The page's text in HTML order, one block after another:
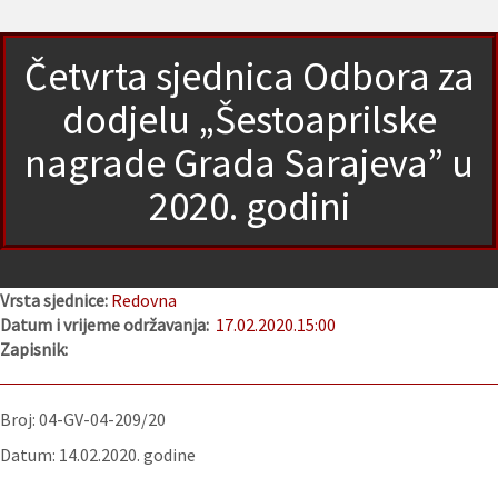
Četvrta sjednica Odbora za
dodjelu „Šestoaprilske
nagrade Grada Sarajeva” u
2020. godini
Vrsta sjednice: Redovna
Datum i vrijeme održavanja: 17.02.2020.15:00
Zapisnik:
Broj: 04-GV-04-209/20
Datum: 14.02.2020. godine